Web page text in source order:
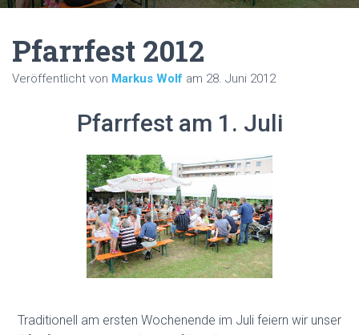
U
Pfarrfest 2012
Veröffentlicht von Markus Wolf am 28. Juni 2012
Pfarrfest am 1. Juli
Traditionell am ersten Wochenende im Juli feiern wir unser